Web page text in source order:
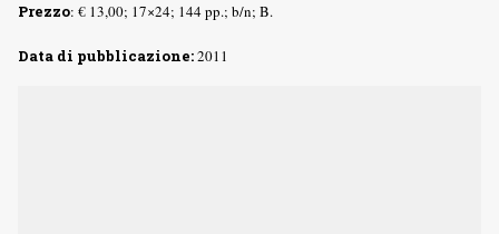
Prezzo: € 13,00; 17×24; 144 pp.; b/n; B.
Data di pubblicazione:2011